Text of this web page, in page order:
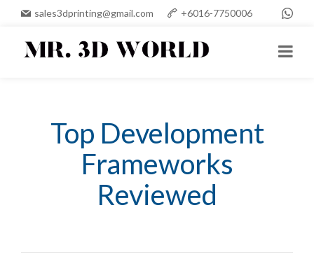
sales3dprinting@gmail.com +6016-7750006
Top Development
Frameworks
Reviewed